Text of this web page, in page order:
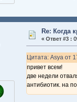
Re: Когда
« Ответ #3 :
Цитата: Asya от
привет всем!
две недели
антибиотик. на